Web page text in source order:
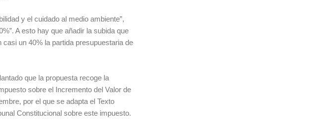
y el cuidado al medio ambiente”,
A esto hay que añadir la subida que
un 40% la partida presupuestaria de
que la propuesta recoge la
sobre el Incremento del Valor de
por el que se adapta el Texto
Constitucional sobre este impuesto.